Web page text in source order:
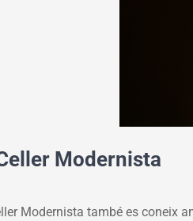
Modernista
Modernista també es coneix